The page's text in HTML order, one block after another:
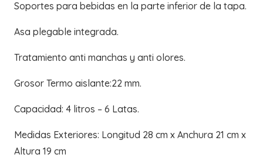
Soportes para bebidas en la parte inferior de la tapa.
Asa plegable integrada.
Tratamiento anti manchas y anti olores.
Grosor Termo aislante:22 mm.
Capacidad: 4 litros – 6 Latas.
Medidas Exteriores: Longitud 28 cm x Anchura 21 cm x
Altura 19 cm